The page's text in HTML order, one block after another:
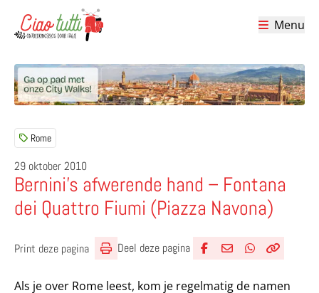
Menu
Rome
29 oktober 2010
Bernini’s afwerende hand – Fontana
dei Quattro Fiumi (Piazza Navona)
Print deze pagina Deel deze pagina
Als je over Rome leest, kom je regelmatig de namen